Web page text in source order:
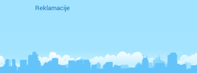
Reklamacije